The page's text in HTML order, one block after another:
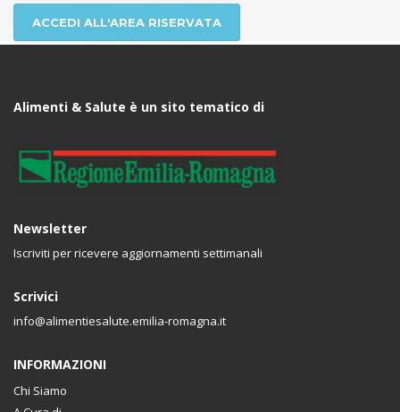
ACCEDI ALL'AREA RISERVATA
Alimenti & Salute è un sito tematico di
Newsletter
Iscriviti per ricevere aggiornamenti settimanali
Scrivici
info@alimentiesalute.emilia-romagna.it
INFORMAZIONI
Chi Siamo